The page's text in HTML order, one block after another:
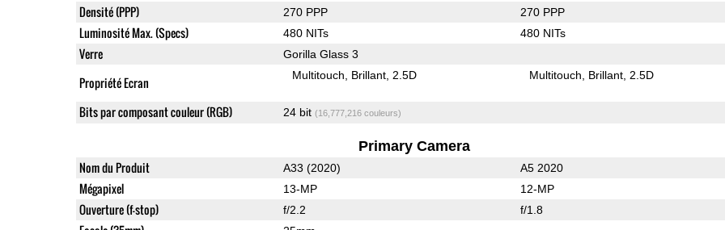
Densité (PPP) 270 PPP 270 PPP
Luminosité Max. (Specs) 480 NITs 480 NITs
Verre Gorilla Glass 3
Propriété Ecran Multitouch Brillant 2.5D Multitouch Brillant 2.5D
Bits par composant couleur (RGB) 24 bit (16,777,216 couleurs)
Primary Camera
Nom du Produit A33 (2020) A5 2020
Mégapixel 13-MP 12-MP
Ouverture (f-stop) f/2.2 f/1.8